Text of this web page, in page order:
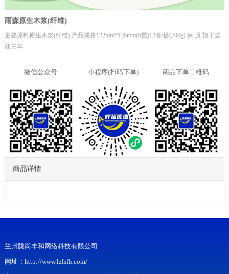
雨森原生木浆(纤维)
主要原料原生木浆(纤维) 产品规格122mm*138mm(6层)12卷/提(700g) 保 质 期干燥
处三年
微信公众号 小程序(扫码下单) 商品下单二维码
商品详情
兰州陇尚丰和网络科技有限公司
网址：http://www.lzlsfh.com/